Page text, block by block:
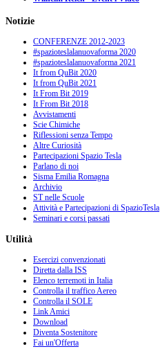
Notizie
CONFERENZE 2012-2023
#spazioteslalanuovaforma 2020
#spazioteslalanuovaforma 2021
It from QuBit 2020
It from QuBit 2021
It From Bit 2019
It From Bit 2018
Avvistamenti
Scie Chimiche
Riflessioni senza Tempo
Altre Curiosità
Partecipazioni Spazio Tesla
Parlano di noi
Sisma Emilia Romagna
Archivio
ST nelle Scuole
Attività e Partecipazioni di SpazioTesla
Seminari e corsi passati
Utilità
Esercizi convenzionati
Diretta dalla ISS
Elenco terremoti in Italia
Controlla il traffico Aereo
Controlla il SOLE
Link Amici
Download
Diventa Sostenitore
Fai un'Offerta